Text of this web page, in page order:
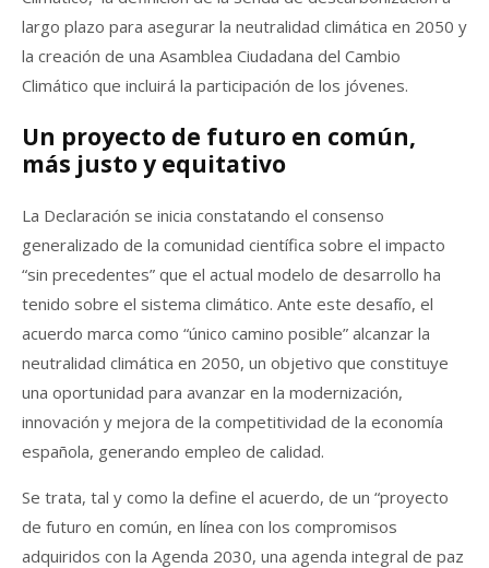
largo plazo para asegurar la neutralidad climática en 2050 y
la creación de una Asamblea Ciudadana del Cambio
Climático que incluirá la participación de los jóvenes.
Un proyecto de futuro en común,
más justo y equitativo
La Declaración se inicia constatando el consenso
generalizado de la comunidad científica sobre el impacto
“sin precedentes” que el actual modelo de desarrollo ha
tenido sobre el sistema climático. Ante este desafío, el
acuerdo marca como “único camino posible” alcanzar la
neutralidad climática en 2050, un objetivo que constituye
una oportunidad para avanzar en la modernización,
innovación y mejora de la competitividad de la economía
española, generando empleo de calidad.
Se trata, tal y como la define el acuerdo, de un “proyecto
de futuro en común, en línea con los compromisos
adquiridos con la Agenda 2030, una agenda integral de paz